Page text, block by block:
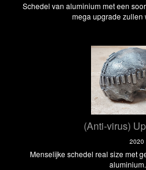
Schedel van aluminium met een
mega upgrade zullen
(Anti-virus)
2020
Menselijke schedel real size met